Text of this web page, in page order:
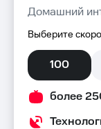
Домашний
Выберите
100
более